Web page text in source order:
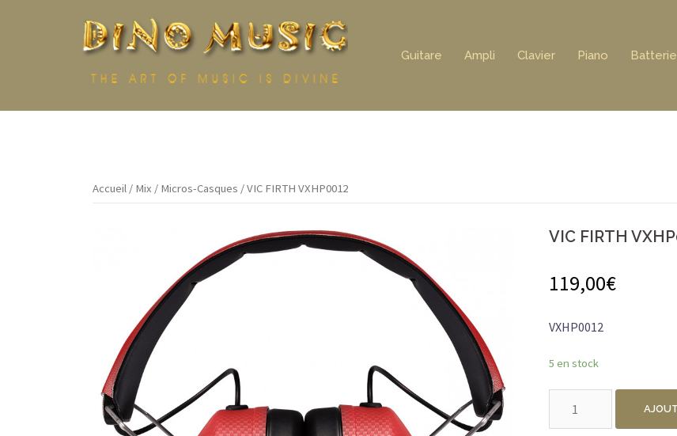
Guitare Ampli Clavier Piano Batterie
Accueil / Mix / Micros-Casques / VIC FIRTH VXHP0012
VIC FIRTH
119,00€
VXHP0012
5 en stock